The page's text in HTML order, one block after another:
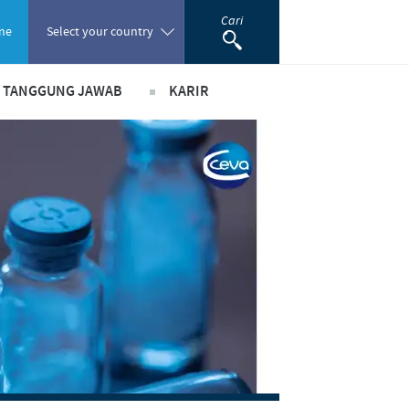
Select your country
Romania
Russia
South Africa
Spain
Cari
JAWAB
bisnis dan ilmiah
pendukung
KARIR
Pekerjaan utama kami
Lowongan Pekerjaan
Proses perekrutan kami
Pengembangan Diri